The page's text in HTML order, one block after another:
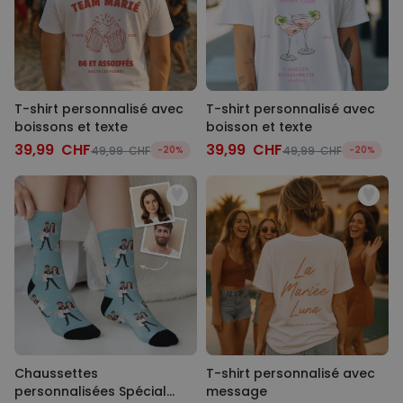
T-shirt personnalisé avec
boissons et texte
39,99 CHF49,99 CHF -20%
T-shirt personnalisé avec
boisson et texte
39,99 CHF49,99 CHF -20%
Chaussettes
personnalisées Spécial
T-shirt personnalisé avec
message